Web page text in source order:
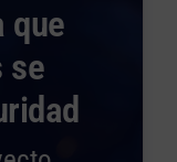
que
se